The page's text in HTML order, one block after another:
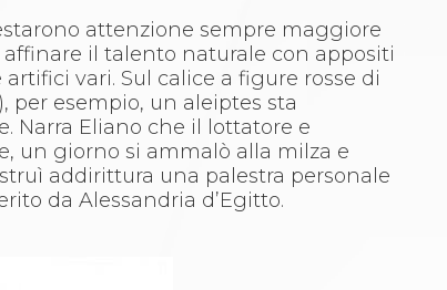
attenzione sempre maggiore
il talento naturale con appositi
vari. Sul calice a figure rosse di
per esempio, un aleiptes sta
Narra Eliano che il lottatore e
un giorno si ammalò alla milza e
addirittura una palestra personale
da Alessandria d’Egitto.